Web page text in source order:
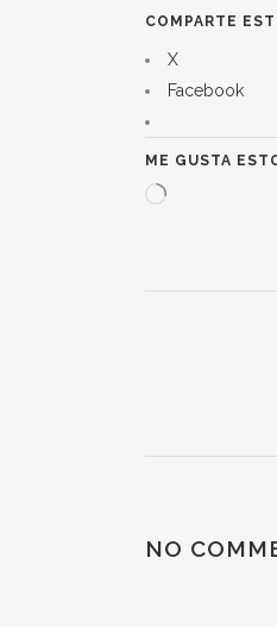
COMPARTE
X
Facebook
ME GUSTA
Cargando...
NO